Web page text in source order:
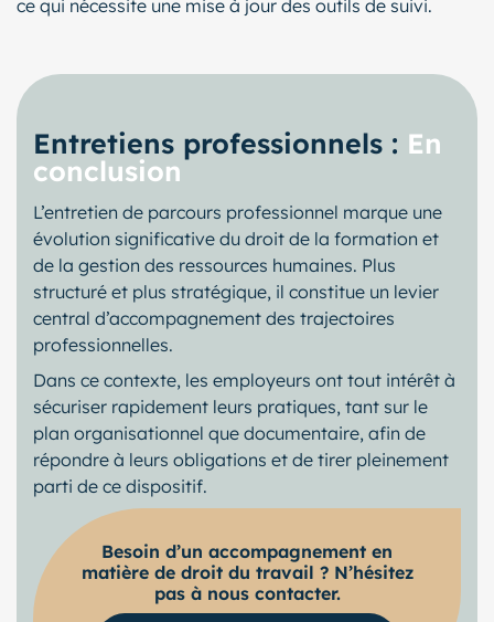
ce qui nécessite une mise à jour des outils de suivi.
Entretiens professionnels : En
conclusion
L’entretien de parcours professionnel marque une
évolution significative du droit de la formation et
de la gestion des ressources humaines. Plus
structuré et plus stratégique, il constitue un levier
central d’accompagnement des trajectoires
professionnelles.
Dans ce contexte, les employeurs ont tout intérêt à
sécuriser rapidement leurs pratiques, tant sur le
plan organisationnel que documentaire, afin de
répondre à leurs obligations et de tirer pleinement
parti de ce dispositif.
Besoin d’un accompagnement en
matière de droit du travail ? N’hésitez
pas à nous contacter.